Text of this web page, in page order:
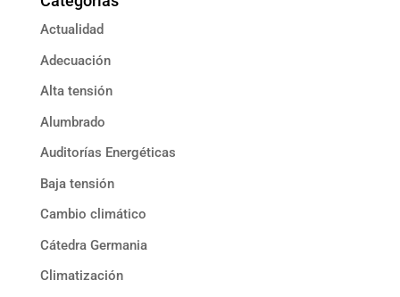
Actualidad
Adecuación
Alta tensión
Alumbrado
Auditorías Energéticas
Baja tensión
Cambio climático
Cátedra Germania
Climatización